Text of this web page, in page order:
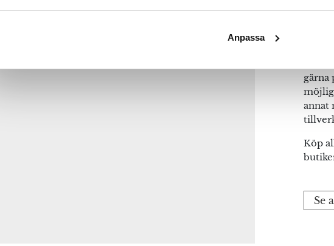
Anpassa
och webbplats i denna webbläsare till nästa gång jag skriver en
Poul
en
gärna
annat
Köp
Se